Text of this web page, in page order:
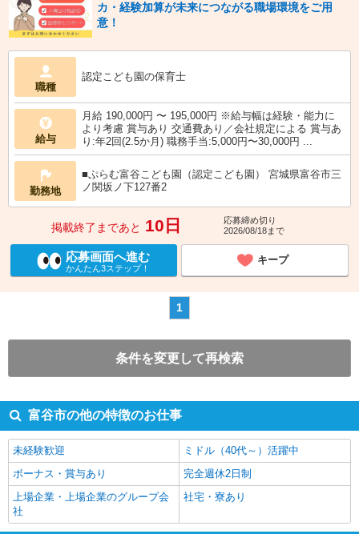
カ・経験加算が未来につながる職場環境をご用
意！
職種
認定こども園の保育士
給与
月給 190,000円 〜 195,000円 ※給与幅は経験・能力に
より考慮 賞与あり 交通費あり／会社規定による 賞与あ
り:年2回(2.5か月) 職務手当:5,000円〜30,000円 ...
勤務地
■ぷらむ富谷こども園（認定こども園） 宮城県富谷市三
ノ関坂ノ下127番2
掲載終了まであと 10日
応募締め切り
2026/08/18まで
応募画面へ進む
かんたん3ステップ！
キープ
1
条件を変更して再検索
富谷市の他の特徴のお仕事
未経験歓迎
ミドル（40代～）活躍中
ボーナス・賞与あり
完全週休2日制
上場企業・上場企業のグループ会
社
社宅・寮あり